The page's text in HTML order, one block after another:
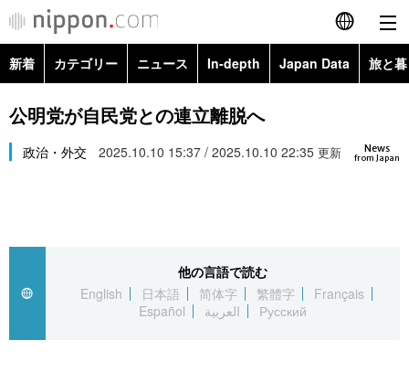
English
繁體字
العربية
新着 カテゴリー ニュース In-depth Japan Data 旅と
政治・外交
経済・ビジネス
社会
文化
科学・技術
Images
お知らせ
公明党が自民党との連立離脱へ
News
from Japan
政治・外交 2025.10.10 15:37 / 2025.10.10 22:35 更新
他の言語で読む
English
日本語 简体字 繁體字
Français
Español
العربية Русский